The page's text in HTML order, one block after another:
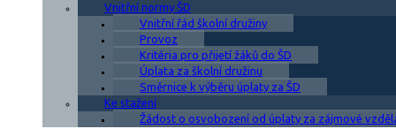
Vnitřní normy ŠD
Vnitřní řád školní družiny
Provoz
Kritéria pro přijetí žáků do ŠD
Úplata za školní družinu
Směrnice k výběru úplaty za ŠD
Ke stažení
Žádost o osvobození od úplaty za zájmové